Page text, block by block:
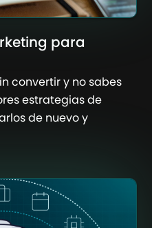
para
convertir y no sabes
estrategias de
de nuevo y